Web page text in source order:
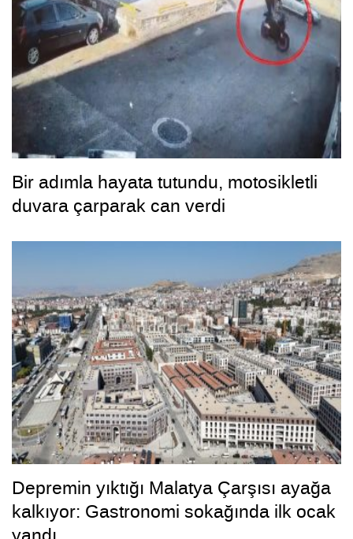
Bir adımla hayata tutundu, motosikletli
duvara çarparak can verdi
Depremin yıktığı Malatya Çarşısı ayağa
kalkıyor: Gastronomi sokağında ilk ocak